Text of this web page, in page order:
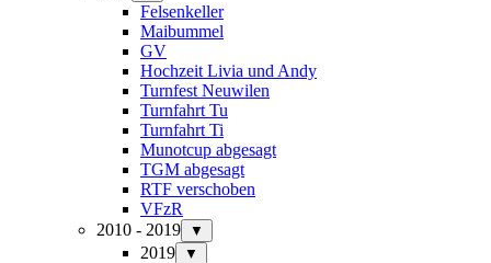
Felsenkeller
Maibummel
GV
Hochzeit Livia und Andy
Turnfest Neuwilen
Turnfahrt Tu
Turnfahrt Ti
Munotcup abgesagt
TGM abgesagt
RTF verschoben
VFzR
2010 - 2019
▼
2019 ▼